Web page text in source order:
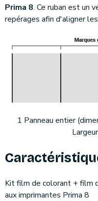
Prima 8. Ce ruban est un
repérages afin d'aligner
1 Panneau entier
Kit film de colorant + film
aux imprimantes Prima 8